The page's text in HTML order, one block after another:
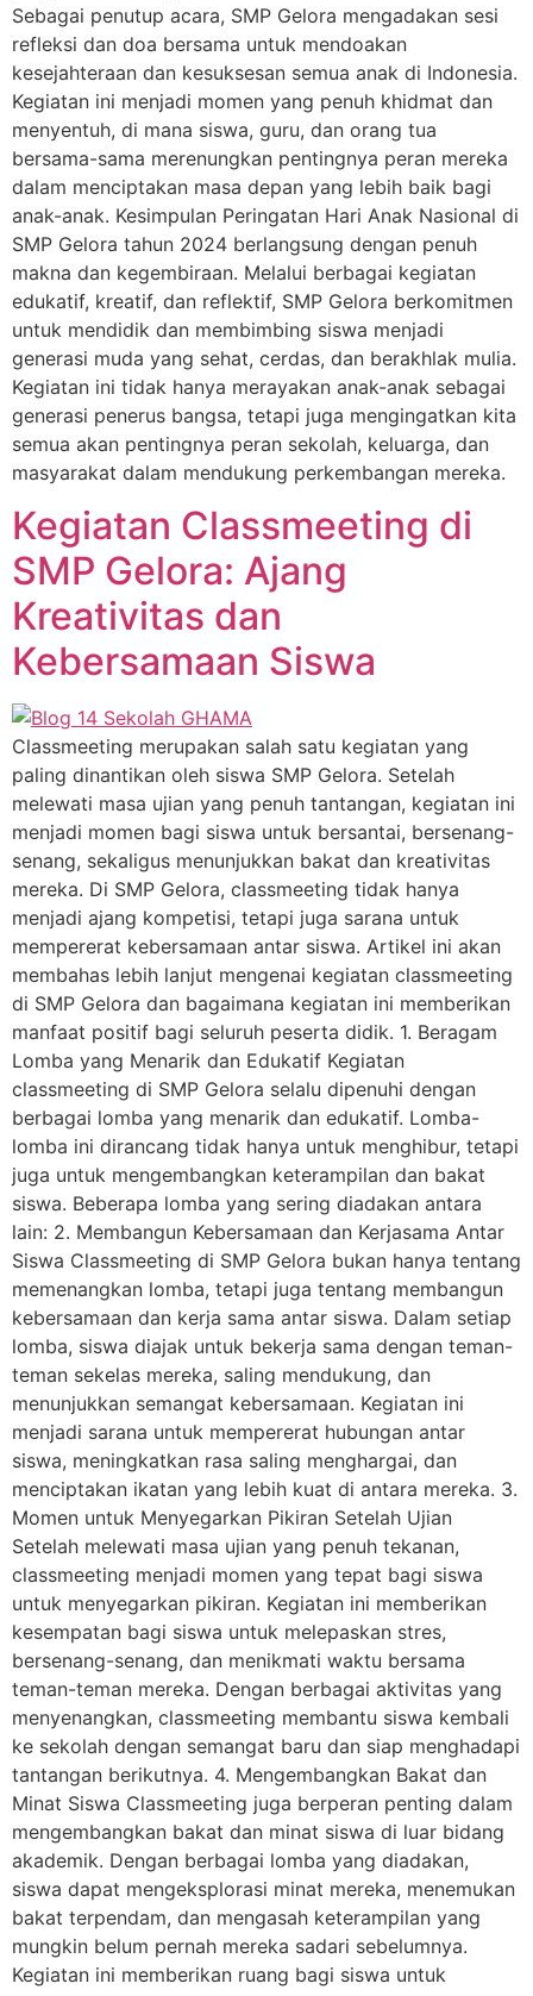
Sebagai penutup acara, SMP Gelora mengadakan sesi
refleksi dan doa bersama untuk mendoakan
kesejahteraan dan kesuksesan semua anak di Indonesia.
Kegiatan ini menjadi momen yang penuh khidmat dan
menyentuh, di mana siswa, guru, dan orang tua
bersama-sama merenungkan pentingnya peran mereka
dalam menciptakan masa depan yang lebih baik bagi
anak-anak. Kesimpulan Peringatan Hari Anak Nasional di
SMP Gelora tahun 2024 berlangsung dengan penuh
makna dan kegembiraan. Melalui berbagai kegiatan
edukatif, kreatif, dan reflektif, SMP Gelora berkomitmen
untuk mendidik dan membimbing siswa menjadi
generasi muda yang sehat, cerdas, dan berakhlak mulia.
Kegiatan ini tidak hanya merayakan anak-anak sebagai
generasi penerus bangsa, tetapi juga mengingatkan kita
semua akan pentingnya peran sekolah, keluarga, dan
masyarakat dalam mendukung perkembangan mereka.
Kegiatan Classmeeting di
SMP Gelora: Ajang
Kreativitas dan
Kebersamaan Siswa
Classmeeting merupakan salah satu kegiatan yang
paling dinantikan oleh siswa SMP Gelora. Setelah
melewati masa ujian yang penuh tantangan, kegiatan ini
menjadi momen bagi siswa untuk bersantai, bersenang-
senang, sekaligus menunjukkan bakat dan kreativitas
mereka. Di SMP Gelora, classmeeting tidak hanya
menjadi ajang kompetisi, tetapi juga sarana untuk
mempererat kebersamaan antar siswa. Artikel ini akan
membahas lebih lanjut mengenai kegiatan classmeeting
di SMP Gelora dan bagaimana kegiatan ini memberikan
manfaat positif bagi seluruh peserta didik. 1. Beragam
Lomba yang Menarik dan Edukatif Kegiatan
classmeeting di SMP Gelora selalu dipenuhi dengan
berbagai lomba yang menarik dan edukatif. Lomba-
lomba ini dirancang tidak hanya untuk menghibur, tetapi
juga untuk mengembangkan keterampilan dan bakat
siswa. Beberapa lomba yang sering diadakan antara
lain: 2. Membangun Kebersamaan dan Kerjasama Antar
Siswa Classmeeting di SMP Gelora bukan hanya tentang
memenangkan lomba, tetapi juga tentang membangun
kebersamaan dan kerja sama antar siswa. Dalam setiap
lomba, siswa diajak untuk bekerja sama dengan teman-
teman sekelas mereka, saling mendukung, dan
menunjukkan semangat kebersamaan. Kegiatan ini
menjadi sarana untuk mempererat hubungan antar
siswa, meningkatkan rasa saling menghargai, dan
menciptakan ikatan yang lebih kuat di antara mereka. 3.
Momen untuk Menyegarkan Pikiran Setelah Ujian
Setelah melewati masa ujian yang penuh tekanan,
classmeeting menjadi momen yang tepat bagi siswa
untuk menyegarkan pikiran. Kegiatan ini memberikan
kesempatan bagi siswa untuk melepaskan stres,
bersenang-senang, dan menikmati waktu bersama
teman-teman mereka. Dengan berbagai aktivitas yang
menyenangkan, classmeeting membantu siswa kembali
ke sekolah dengan semangat baru dan siap menghadapi
tantangan berikutnya. 4. Mengembangkan Bakat dan
Minat Siswa Classmeeting juga berperan penting dalam
mengembangkan bakat dan minat siswa di luar bidang
akademik. Dengan berbagai lomba yang diadakan,
siswa dapat mengeksplorasi minat mereka, menemukan
bakat terpendam, dan mengasah keterampilan yang
mungkin belum pernah mereka sadari sebelumnya.
Kegiatan ini memberikan ruang bagi siswa untuk